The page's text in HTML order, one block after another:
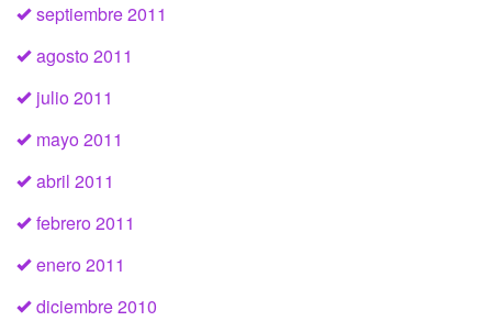
septiembre 2011
agosto 2011
julio 2011
mayo 2011
abril 2011
febrero 2011
enero 2011
diciembre 2010